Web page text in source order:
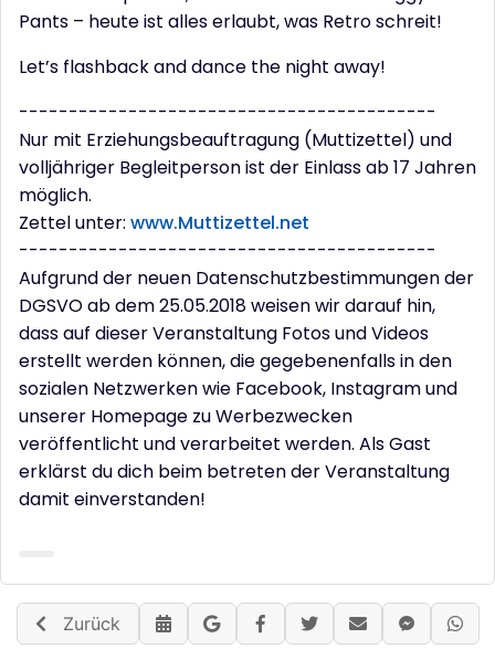
Pants – heute ist alles erlaubt, was Retro schreit!
Let’s flashback and dance the night away!
------------------------------------------
Nur mit Erziehungsbeauftragung (Muttizettel) und
volljähriger Begleitperson ist der Einlass ab 17 Jahren
möglich.
Zettel unter: www.Muttizettel.net
------------------------------------------
Aufgrund der neuen Datenschutzbestimmungen der
DGSVO ab dem 25.05.2018 weisen wir darauf hin,
dass auf dieser Veranstaltung Fotos und Videos
erstellt werden können, die gegebenenfalls in den
sozialen Netzwerken wie Facebook, Instagram und
unserer Homepage zu Werbezwecken
veröffentlicht und verarbeitet werden. Als Gast
erklärst du dich beim betreten der Veranstaltung
damit einverstanden!
Zurück